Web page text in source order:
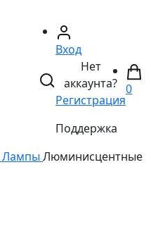
Вход
Нет
аккаунта?
Регистрация
Поддержка
0
Лампы Люминисцентные